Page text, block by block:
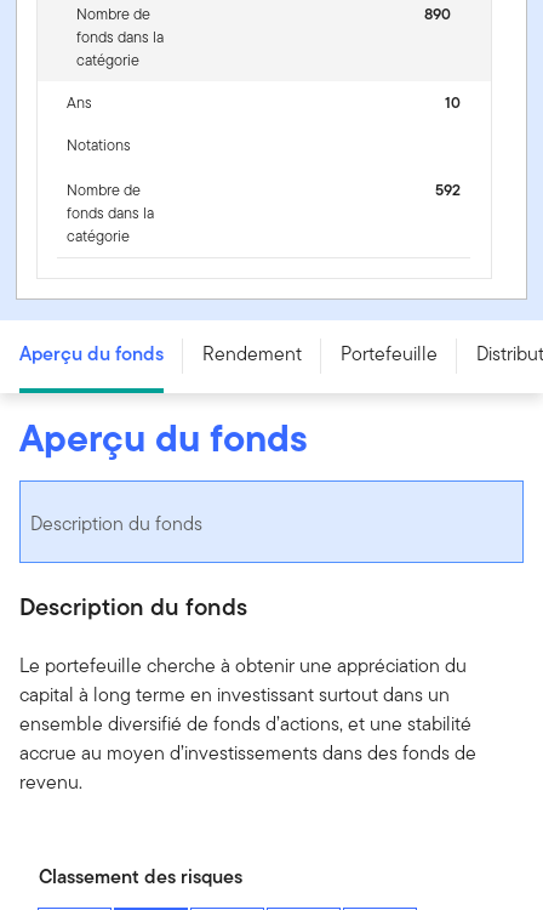
Nombre de
fonds dans la
catégorie
890
Ans
10
Notations
Nombre de
fonds dans la
catégorie
592
Portefeuille de croissance Franklin Quotentiel - Series A
- USD
Aperçu du fonds Rendement Portefeuille
Aperçu du fonds
Description du fonds
Description du fonds
Le portefeuille cherche à obtenir une appréciation du
capital à long terme en investissant surtout dans un
ensemble diversifié de fonds d’actions, et une stabilité
accrue au moyen d’investissements dans des fonds de
revenu.
Classement des risques